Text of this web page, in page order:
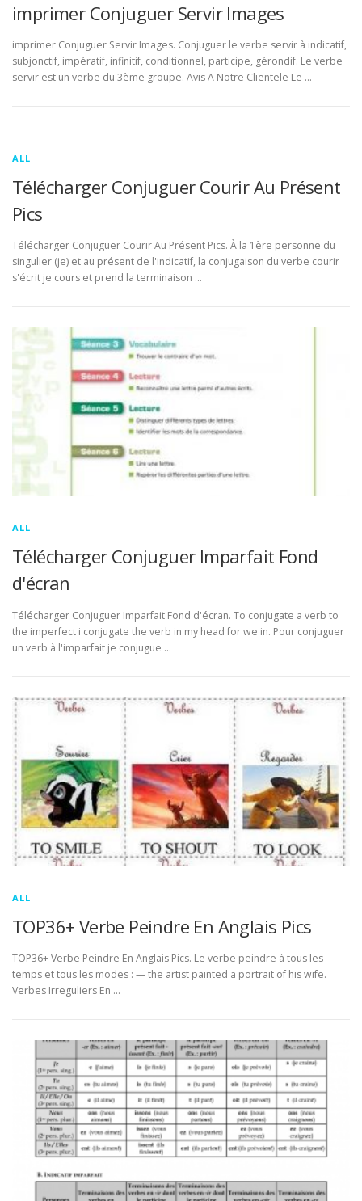
imprimer Conjuguer Servir Images
imprimer Conjuguer Servir Images. Conjuguer le verbe servir à indicatif,
subjonctif, impératif, infinitif, conditionnel, participe, gérondif. Le verbe
servir est un verbe du 3ème groupe. Avis A Notre Clientele Le …
ALL
Télécharger Conjuguer Courir Au Présent
Pics
Télécharger Conjuguer Courir Au Présent Pics. À la 1ère personne du
singulier (je) et au présent de l'indicatif, la conjugaison du verbe courir
s'écrit je cours et prend la terminaison …
ALL
Télécharger Conjuguer Imparfait Fond
d'écran
Télécharger Conjuguer Imparfait Fond d'écran. To conjugate a verb to
the imperfect i conjugate the verb in my head for we in. Pour conjuguer
un verb à l'imparfait je conjugue …
ALL
TOP36+ Verbe Peindre En Anglais Pics
TOP36+ Verbe Peindre En Anglais Pics. Le verbe peindre à tous les
temps et tous les modes : — the artist painted a portrait of his wife.
Verbes Irreguliers En …